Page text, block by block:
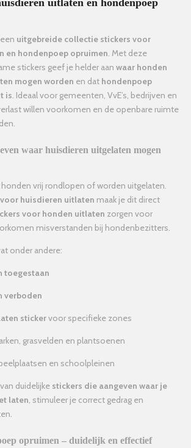
uitlaten en hondenpoep
uitgebreide collectie stickers voor
en hondenpoep opruimen. Met deze
stickers geef je helder aan waar honden
mogen worden en dat hondenpoep
is. Ideaal voor gemeenten, VvE’s, bedrijven en
willen voorkomen en de openbare ruimte
waar huisdieren uitgelaten mogen
vrij rondlopen of worden uitgelaten.
huisdieren uitlaten maak je dit direct
voor honden uitlaten zorgen voor
misverstanden bij hondenbezitters.
onder andere:
toegestaan
verboden
stickervoor specifieke zones
grasvelden en plantsoenen
en schoolpleinen
duidelijke stickers die aangeven waar je
laten, stimuleer je correct gedrag en
opruimen – duidelijk en effectief